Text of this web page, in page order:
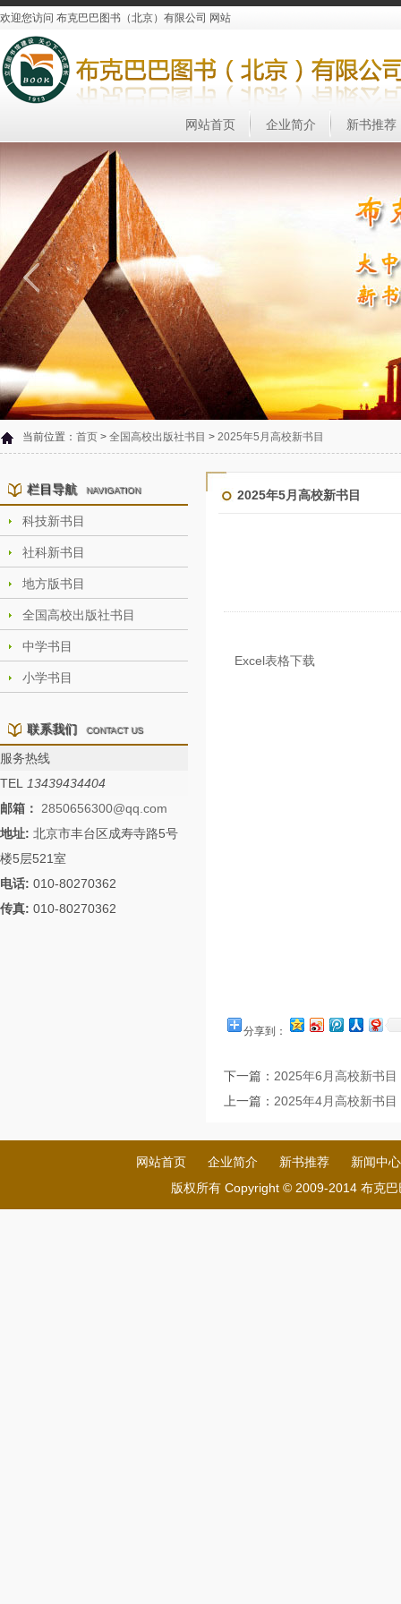
欢迎您访问 布克巴巴图书（北京）有限公司 网站
网站首页 企业简介 新书推荐
当前位置： 首页 > 全国高校出版社书目 > 2025年5月高校新书目
栏目导航 NAVIGATION
科技新书目
社科新书目
地方版书目
全国高校出版社书目
中学书目
小学书目
联系我们 CONTACT US
服务热线
TEL
13439434404
邮箱：
2850656300@qq.com
地址: 北京市丰台区成寿寺路5号
楼5层521室
电话: 010-80270362
传真: 010-80270362
2025年5月高校新书目
Excel表格下载
分享到：
下一篇： 2025年6月高校新书目
上一篇： 2025年4月高校新书目
网站首页 企业简介 新书推荐
新闻中心
版权所有 Copyright © 2009-2014 布克